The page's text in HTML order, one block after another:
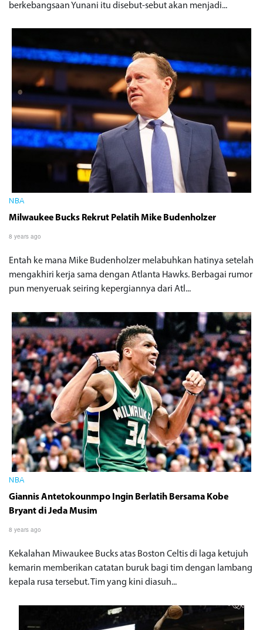
berkebangsaan Yunani itu disebut-sebut akan menjadi...
NBA
Milwaukee Bucks Rekrut Pelatih Mike Budenholzer
8 years ago
Entah ke mana Mike Budenholzer melabuhkan hatinya setelah
mengakhiri kerja sama dengan Atlanta Hawks. Berbagai rumor
pun menyeruak seiring kepergiannya dari Atl...
NBA
Giannis Antetokounmpo Ingin Berlatih Bersama Kobe
Bryant di Jeda Musim
8 years ago
Kekalahan Miwaukee Bucks atas Boston Celtis di laga ketujuh
kemarin memberikan catatan buruk bagi tim dengan lambang
kepala rusa tersebut. Tim yang kini diasuh...